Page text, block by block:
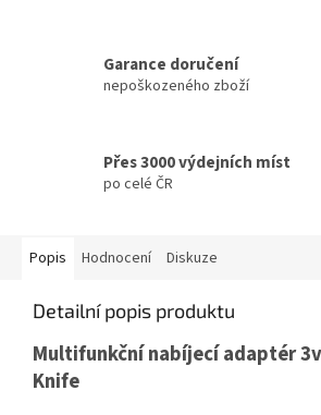
Garance doručení
nepoškozeného zboží
Přes 3000 výdejních míst
po celé ČR
Popis Hodnocení Diskuze
Detailní popis produktu
Multifunkční nabíjecí adaptér
Knife